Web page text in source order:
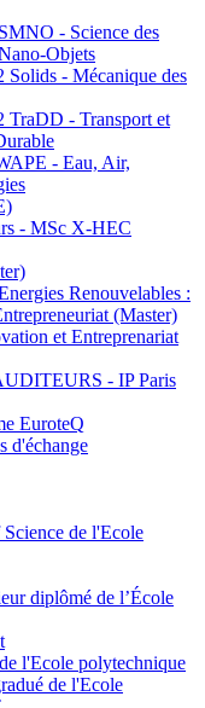
- Science des
Objets
- Mécanique des
- Transport et
- Eau, Air,
- MSc X-HEC
Renouvelables :
(Master)
et Entreprenariat
- IP Paris
EuroteQ
d'échange
de l'Ecole
diplômé de l’École
l'Ecole polytechnique
de l'Ecole